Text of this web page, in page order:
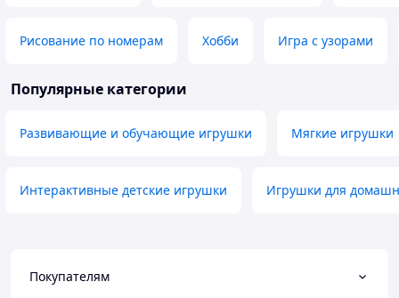
Рисование по номерам Хобби Игра с узорами
Популярные категории
Развивающие и обучающие игрушки Мягкие игрушки
Интерактивные детские игрушки Игрушки для
Покупателям